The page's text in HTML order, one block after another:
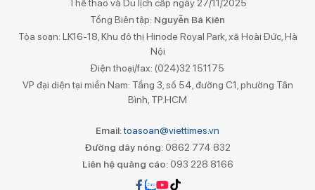
Thể thao và Du lịch cấp ngày 27/11/2025
Tổng Biên tập: Nguyễn Bá Kiên
Tòa soạn: LK16-18, Khu đô thị Hinode Royal Park, xã Hoài Đức, Hà
Nội
Điện thoại/fax: (024)32 151175
VP đại diện tại miền Nam: Tầng 3, số 54, đường C1, phường Tân
Bình, TP.HCM
Email:toasoan@viettimes.vn
Đường dây nóng: 0862 774 832
Liên hệ quảng cáo:093 228 8166